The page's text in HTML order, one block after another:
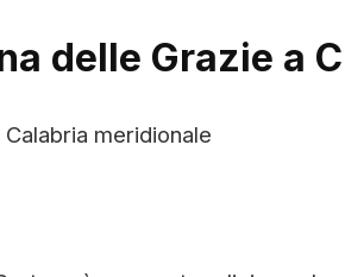
delle Grazie a
meridionale